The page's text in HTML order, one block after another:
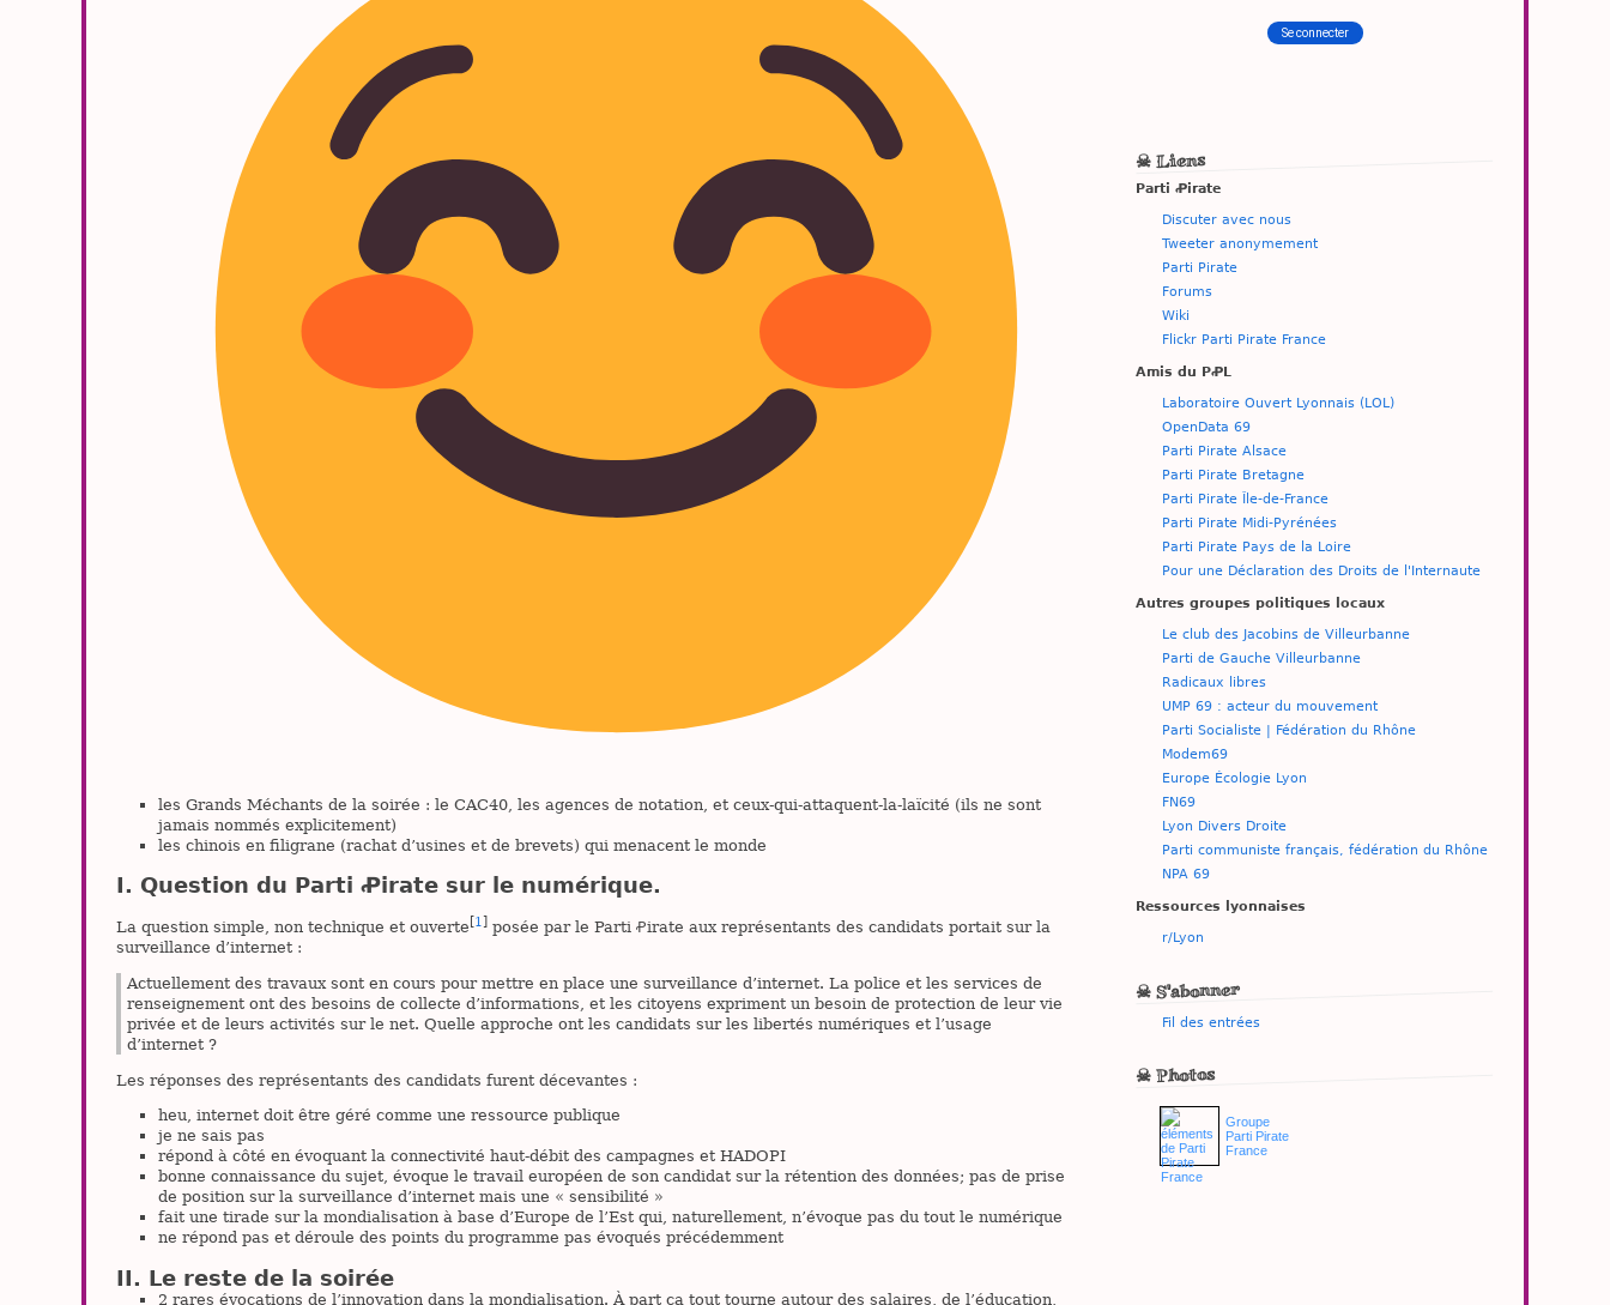
les Grands Méchants de la soirée : le CAC40, les agences de notation, et ceux-qui-attaquent-la-laïcité (ils ne sont
jamais nommés explicitement)
les chinois en filigrane (rachat d’usines et de brevets) qui menacent le monde
Question du Parti Ꝓirate sur le numérique.
La question simple, non technique et ouverte [1 ] posée par le Parti Ꝓirate aux représentants des candidats portait sur la
surveillance d’internet :
Actuellement des travaux sont en cours pour mettre en place une surveillance d’internet. La police et les services de
renseignement ont des besoins de collecte d’informations, et les citoyens expriment un besoin de protection de leur vie
privée et de leurs activités sur le net. Quelle approche ont les candidats sur les libertés numériques et l’usage
d’internet ?
Les réponses des représentants des candidats furent décevantes :
heu, internet doit être géré comme une ressource publique
je ne sais pas
répond à côté en évoquant la connectivité haut-débit des campagnes et HADOPI
bonne connaissance du sujet, évoque le travail européen de son candidat sur la rétention des données; pas de prise
de position sur la surveillance d’internet mais une « sensibilité »
fait une tirade sur la mondialisation à base d’Europe de l’Est qui, naturellement, n’évoque pas du tout le numérique
ne répond pas et déroule des points du programme pas évoqués précédemment
Le reste de la soirée
2 rares évocations de l’innovation dans la mondialisation. À part ça tout tourne autour des salaires, de l’éducation,
☠ Liens
Parti Ꝓirate
Discuter avec nous
Tweeter anonymement
Parti Pirate
Forums
Wiki
Flickr Parti Pirate France
Amis du PꝒL
Laboratoire Ouvert Lyonnais (LOL)
OpenData 69
Parti Pirate Alsace
Parti Pirate Bretagne
Parti Pirate Île-de-France
Parti Pirate Midi-Pyrénées
Parti Pirate Pays de la Loire
Pour une Déclaration des Droits de l'Internaute
Autres groupes politiques locaux
Le club des Jacobins de Villeurbanne
Parti de Gauche Villeurbanne
Radicaux libres
UMP 69 : acteur du mouvement
Parti Socialiste | Fédération du Rhône
Modem69
Europe Écologie Lyon
FN69
Lyon Divers Droite
Parti communiste français, fédération du Rhône
NPA 69
Ressources lyonnaises
r/Lyon
☠ S'abonner
Fil des entrées
☠ Photos
Groupe
Parti Pirate
France